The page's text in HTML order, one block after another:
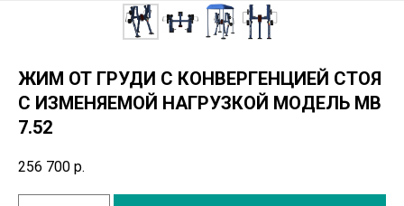
ЖИМ ОТ ГРУДИ С КОНВЕРГЕНЦИЕЙ СТОЯ
С ИЗМЕНЯЕМОЙ НАГРУЗКОЙ МОДЕЛЬ МВ
7.52
256 700 р.